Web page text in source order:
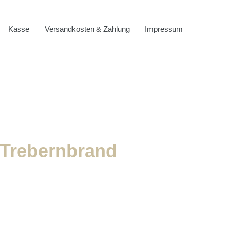
Kasse Versandkosten & Zahlung Impressum